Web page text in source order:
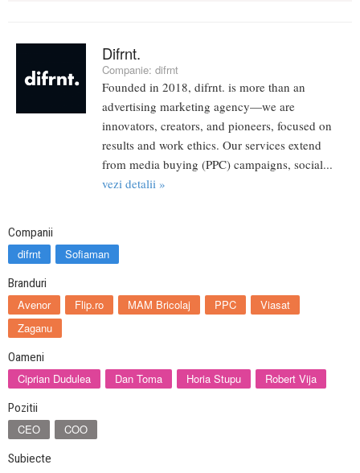
Difrnt.
Companie: difrnt
Founded in 2018, difrnt. is more than an
advertising marketing agency—we are
innovators, creators, and pioneers, focused on
results and work ethics. Our services extend
from media buying (PPC) campaigns, social...
vezi detalii »
Companii
difrnt Sofiaman
Branduri
Avenor Flip.ro MAM Bricolaj PPC
Viasat
Zaganu
Oameni
Ciprian Dudulea Dan Toma Horia Stupu Robert Vija
Pozitii
CEO COO
Subiecte